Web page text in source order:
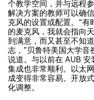
个教学空间，并与远程
解决方案的教师可以确
克风的设置或配置。“
的麦克风，我就会指向
到满意，而又甚至不知
志，”贝鲁特美国大学音
说道。与以前在 AUB 安
集成也非常顺利。以太
成变得非常容易。开放
化调整。